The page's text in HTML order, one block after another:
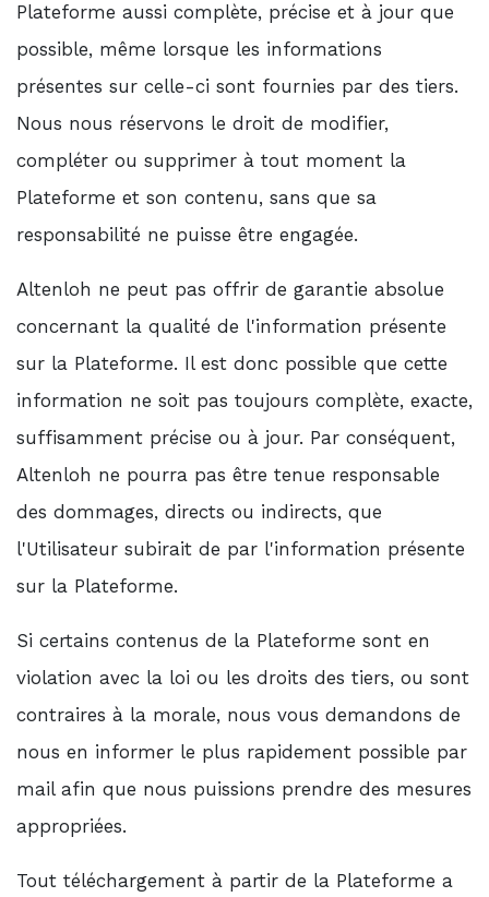
Plateforme aussi complète, précise et à jour que
possible, même lorsque les informations
présentes sur celle-ci sont fournies par des tiers.
Nous nous réservons le droit de modifier,
compléter ou supprimer à tout moment la
Plateforme et son contenu, sans que sa
responsabilité ne puisse être engagée.
Altenloh ne peut pas offrir de garantie absolue
concernant la qualité de l'information présente
sur la Plateforme. Il est donc possible que cette
information ne soit pas toujours complète, exacte,
suffisamment précise ou à jour. Par conséquent,
Altenloh ne pourra pas être tenue responsable
des dommages, directs ou indirects, que
l'Utilisateur subirait de par l'information présente
sur la Plateforme.
Si certains contenus de la Plateforme sont en
violation avec la loi ou les droits des tiers, ou sont
contraires à la morale, nous vous demandons de
nous en informer le plus rapidement possible par
mail afin que nous puissions prendre des mesures
appropriées.
Tout téléchargement à partir de la Plateforme a